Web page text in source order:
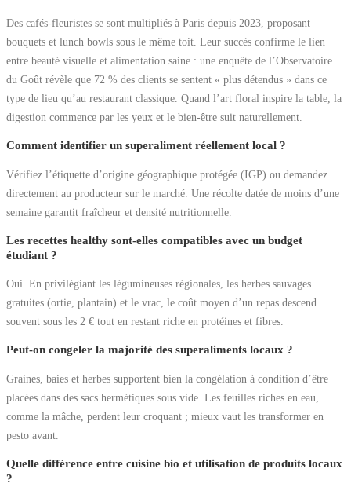
Des cafés-fleuristes se sont multipliés à Paris depuis 2023, proposant
bouquets et lunch bowls sous le même toit. Leur succès confirme le lien
entre beauté visuelle et alimentation saine : une enquête de l’Observatoire
du Goût révèle que 72 % des clients se sentent « plus détendus » dans ce
type de lieu qu’au restaurant classique. Quand l’art floral inspire la table, la
digestion commence par les yeux et le bien-être suit naturellement.
Comment identifier un superaliment réellement local ?
Vérifiez l’étiquette d’origine géographique protégée (IGP) ou demandez
directement au producteur sur le marché. Une récolte datée de moins d’une
semaine garantit fraîcheur et densité nutritionnelle.
Les recettes healthy sont-elles compatibles avec un budget
étudiant ?
Oui. En privilégiant les légumineuses régionales, les herbes sauvages
gratuites (ortie, plantain) et le vrac, le coût moyen d’un repas descend
souvent sous les 2 € tout en restant riche en protéines et fibres.
Peut-on congeler la majorité des superaliments locaux ?
Graines, baies et herbes supportent bien la congélation à condition d’être
placées dans des sacs hermétiques sous vide. Les feuilles riches en eau,
comme la mâche, perdent leur croquant ; mieux vaut les transformer en
pesto avant.
Quelle différence entre cuisine bio et utilisation de produits locaux
?